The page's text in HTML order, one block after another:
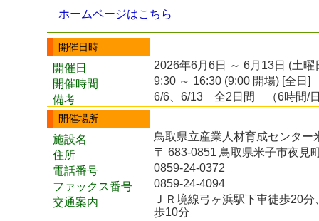
ホームページはこちら
開催日時
開催日
2026年6月6日 ～ 6月13日 (土曜
開催時間
9:30 ～ 16:30 (9:00 開場) [全日]
備考
6/6、6/13 全2日間 （6時間/
開催場所
施設名
鳥取県立産業人材育成センタ
住所
〒 683-0851 鳥取県米子市夜見
電話番号
0859-24-0372
ファックス番号
0859-24-4094
交通案内
ＪＲ境線弓ヶ浜駅下車徒歩20
歩10分